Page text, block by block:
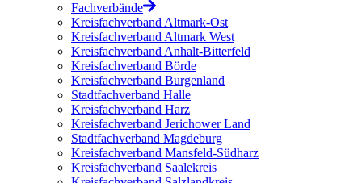
Fachverbände
Kreisfachverband Altmark-Ost
Kreisfachverband Altmark West
Kreisfachverband Anhalt-Bitterfeld
Kreisfachverband Börde
Kreisfachverband Burgenland
Stadtfachverband Halle
Kreisfachverband Harz
Kreisfachverband Jerichower Land
Stadtfachverband Magdeburg
Kreisfachverband Mansfeld-Südharz
Kreisfachverband Saalekreis